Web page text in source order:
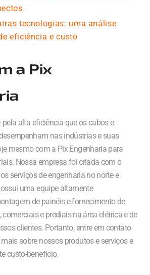
tecnologias: uma análise
eficiência e custo
a Pix
pela alta eficiência que os cabos e
nas indústrias e suas
mesmo com a Pix Engenharia para
Nossa empresa foi criada com o
serviços de engenharia no norte e
uma equipe altamente
de painéis e fornecimento de
e prediais na área elétrica e de
clientes. Portanto, entre em contato
sobre nossos produtos e serviços e
custo-benefício.